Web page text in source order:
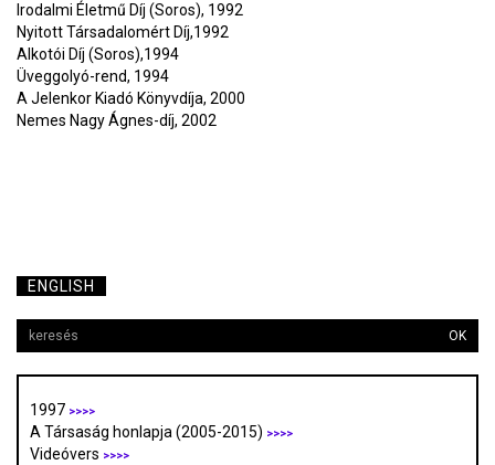
Irodalmi Életmű Díj (Soros), 1992
Nyitott Társadalomért Díj,1992
Alkotói Díj (Soros),1994
Üveggolyó-rend, 1994
A Jelenkor Kiadó Könyvdíja, 2000
Nemes Nagy Ágnes-díj, 2002
ENGLISH
OK
1997 >>>>
A Társaság honlapja (2005-2015) >>>>
Videóvers >>>>